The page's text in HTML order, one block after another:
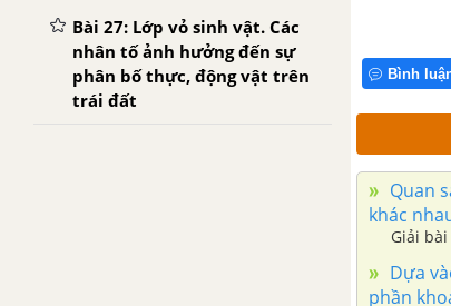
Bài 27: Lớp vỏ sinh vật. Các
nhân tố ảnh hưởng đến sự
phân bố thực, động vật trên
trái đất
Bình
Quan
khác
Giải
Dựa
phần